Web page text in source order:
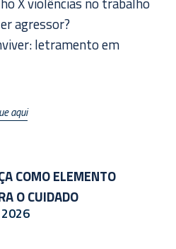
agressor?
letramento em
aqui
COMO ELEMENTO
O CUIDADO